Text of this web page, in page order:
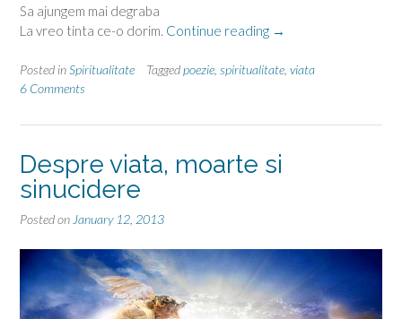
Sa ajungem mai degraba
La vreo tinta ce-o dorim. Continue reading
“Poezie
si
→
Posted inSpiritualitate Taggedpoezie spiritualitate viata
6 Comments
Despre viata, moarte si
sinucidere
Posted on January 12, 2013